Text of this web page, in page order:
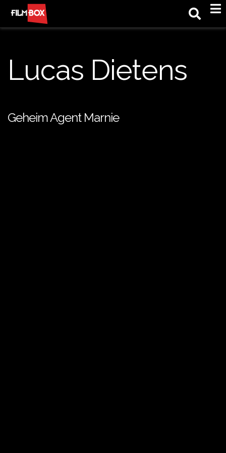
Lucas Dietens
Geheim Agent Marnie